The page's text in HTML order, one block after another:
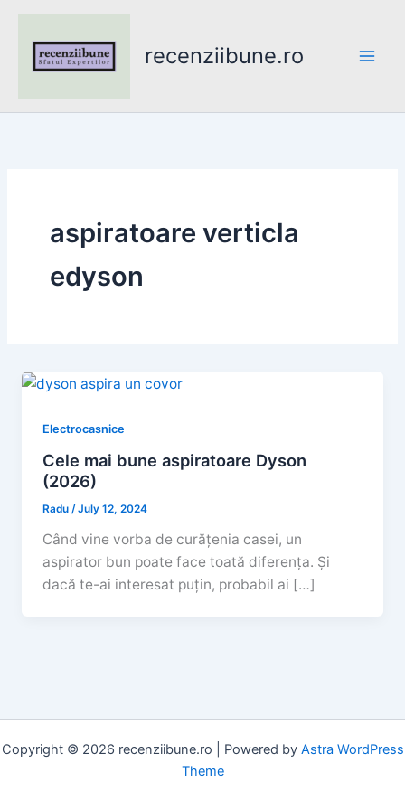
content
recenziibune.ro
aspiratoare verticla
edyson
Electrocasnice
Cele mai bune aspiratoare Dyson
(2026)
Radu/July 12, 2024
Când vine vorba de curățenia casei, un
aspirator bun poate face toată diferența. Și
dacă te-ai interesat puțin, probabil ai […]
Copyright © 2026 recenziibune.ro | Powered by Astra WordPress
Theme